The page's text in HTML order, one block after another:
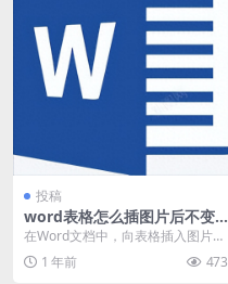
投稿
word表格怎么插图片后不变
形（在表格中加入图片不变形
在Word文档中，向表格插入图片并
保持图片不变形的方式，核心在于
设置表格属性，而...
1 年前 473